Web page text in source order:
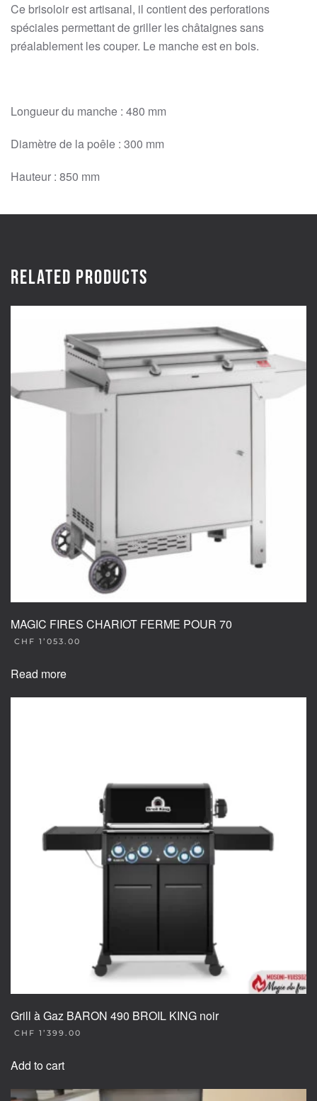
Ce brisoloir est artisanal, il contient des perforations
spéciales permettant de griller les châtaignes sans
préalablement les couper. Le manche est en bois.
Longueur du manche : 480 mm
Diamètre de la poêle : 300 mm
Hauteur : 850 mm
Related products
MAGIC FIRES CHARIOT FERME POUR 70
CHF 1’053.00
Read more
Grill à Gaz BARON 490 BROIL KING noir
CHF 1’399.00
Add to cart